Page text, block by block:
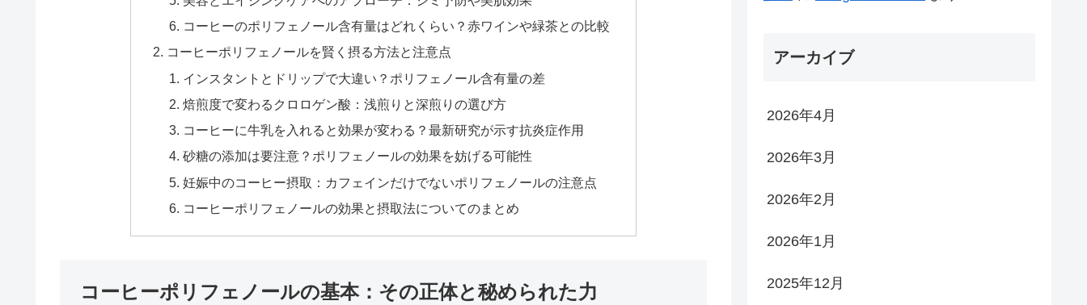
コーヒーのポリフェノール含有量はどれくらい？赤ワインや緑茶との比較
コーヒーポリフェノールを賢く摂る方法と注意点
インスタントとドリップで大違い？ポリフェノール含有量の差
焙煎度で変わるクロロゲン酸：浅煎りと深煎りの選び方
コーヒーに牛乳を入れると効果が変わる？最新研究が示す抗炎症作用
砂糖の添加は要注意？ポリフェノールの効果を妨げる可能性
妊娠中のコーヒー摂取：カフェインだけでないポリフェノールの注意点
コーヒーポリフェノールの効果と摂取法についてのまとめ
コーヒーポリフェノールの基本：その正体と秘められた力
アーカイブ
2026年4月
2026年3月
2026年2月
2026年1月
2025年12月